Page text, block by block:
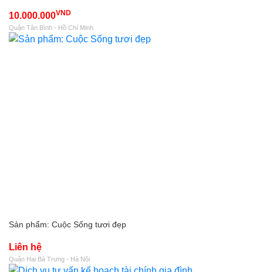
10.000.000VND
Quận Tân Bình - Hồ Chí Minh
Sản phẩm: Cuộc Sống tươi đẹp
Liên hệ
Quận Hai Bà Trưng - Hà Nội